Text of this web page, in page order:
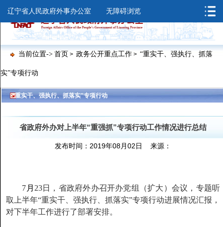
辽宁省人民政府外事办公室 无障碍浏览
当前位置-> 首页 > 政务公开重点工作 > “重实干、强执行、抓落
实”专项行动
>“重实干、强执行、抓落实”专项行动
省政府外办对上半年“重强抓”专项行动工作情况进行总结
发布时间：2019年08月02日 来源：
7 月 23日，省政府外办召开办党组（扩大）会议，专题听
取上半年“重实干、强执行、抓落实”专项行动进展情况汇报，
对下半年工作进行了部署安排。